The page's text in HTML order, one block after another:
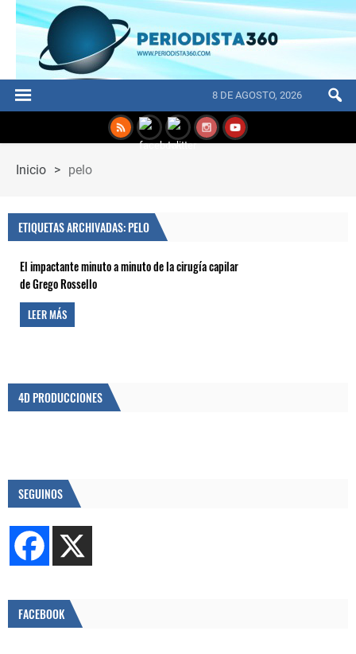
8 DE AGOSTO, 2026
Inicio > pelo
ETIQUETAS ARCHIVADAS: PELO
El impactante minuto a minuto de la cirugía capilar
de Grego Rossello
LEER MÁS
4D PRODUCCIONES
SEGUINOS
FACEBOOK